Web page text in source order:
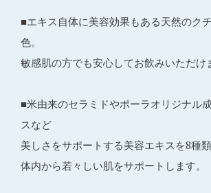
■エキス自体に美容効果もある天然のク
色。
敏感肌の方でも安心してお飲みいただけ
■米由来のセラミドやポーラオリジナル
スなど
美しさをサポートする美容エキスを8種類
体内から若々しい肌をサポートします。